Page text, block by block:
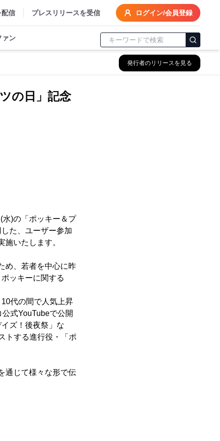
配信 プレスリリースを受信 ログイン/会員登録
ァン
発行者のリリースを見る
の日」記念
)の「ポッキー＆プ
た、ユーザー参加
いたします。
め、若者を中心に昨
ッキーに関する
代の間で人気上昇
式YouTubeで公開
ズ！後夜祭」な
トする進行役・「ポ
通じて様々な形で伝